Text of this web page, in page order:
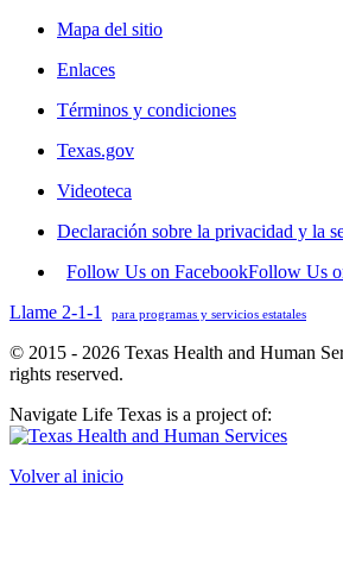
Mapa del sitio
Enlaces
Términos y condiciones
Texas.gov
Videoteca
Declaración sobre la privacidad y la
Follow Us on FacebookFollow Us
Llame 2-1-1
para programas y servicios estatales
© 2015 - 2026 Texas Health and Human
rights reserved.
Navigate Life Texas is a project of:
Volver al inicio